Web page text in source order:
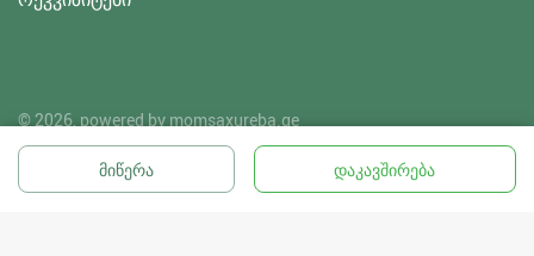
© 2026, powered by momsaxureba.ge